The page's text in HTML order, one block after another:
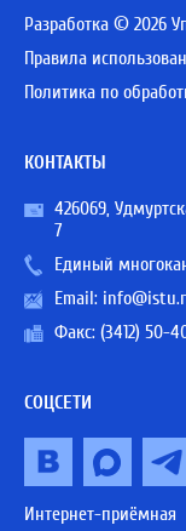
Разработка © 2026
Правила
Политика по
КОНТАКТЫ
426069,
7
Единый
Email:
Факс: (3412) 50-
СОЦСЕТИ
Интернет-приёмная